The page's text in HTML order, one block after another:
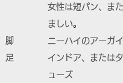
女性は短パン、ま
ましい。
脚
足
ニーハイのアーガ
インドア、または
ューズ